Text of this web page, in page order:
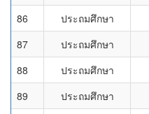
86
ประถมศึกษา
87
ประถมศึกษา
88
ประถมศึกษา
89
ประถมศึกษา